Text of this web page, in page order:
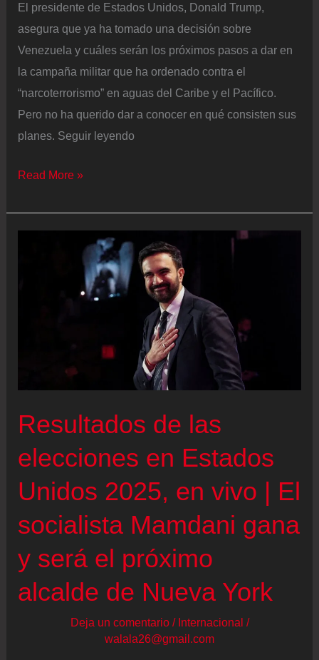
El presidente de Estados Unidos, Donald Trump,
asegura que ya ha tomado una decisión sobre
Venezuela y cuáles serán los próximos pasos a dar en
la campaña militar que ha ordenado contra el
“narcoterrorismo” en aguas del Caribe y el Pacífico.
Pero no ha querido dar a conocer en qué consisten sus
planes. Seguir leyendo
Trump
que
Venezuela
Read More »
Resultados de las
elecciones en Estados
Unidos 2025, en vivo | El
socialista Mamdani gana
y será el próximo
alcalde de Nueva York
Deja un comentario / Internacional /
walala26@gmail.com